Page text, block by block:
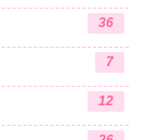
36
7
12